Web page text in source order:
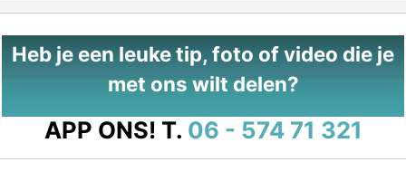
Heb je een leuke tip, foto of video die je
met ons wilt delen?
APP ONS! T. 06 - 574 71 321